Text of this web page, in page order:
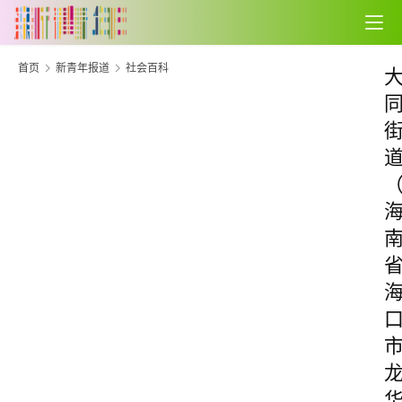
首页 新青年报道 社会百科